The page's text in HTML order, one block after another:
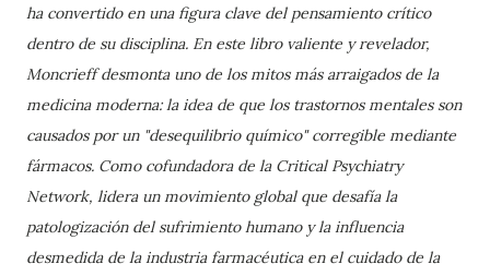
ha convertido en una figura clave del pensamiento crítico
dentro de su disciplina. En este libro valiente y revelador,
Moncrieff desmonta uno de los mitos más arraigados de la
medicina moderna: la idea de que los trastornos mentales son
causados por un "desequilibrio químico" corregible mediante
fármacos. Como cofundadora de la Critical Psychiatry
Network, lidera un movimiento global que desafía la
patologización del sufrimiento humano y la influencia
desmedida de la industria farmacéutica en el cuidado de la